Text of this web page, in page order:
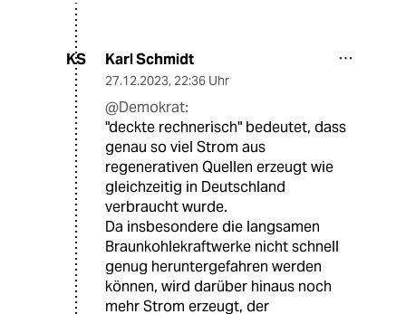
KS Karl Schmidt
27.12.2023, 22:36 Uhr
@Demokrat:
"deckte rechnerisch" bedeutet, dass
genau so viel Strom aus
regenerativen Quellen erzeugt wie
gleichzeitig in Deutschland
verbraucht wurde.
Da insbesondere die langsamen
Braunkohlekraftwerke nicht schnell
genug heruntergefahren werden
können, wird darüber hinaus noch
mehr Strom erzeugt, der